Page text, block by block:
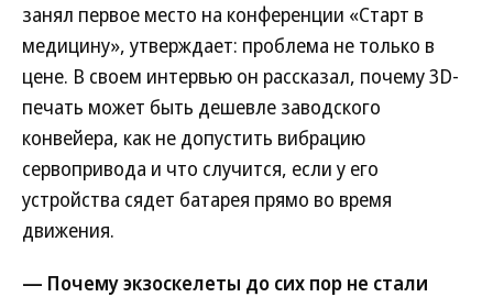
занял первое место на конференции «Старт в
медицину», утверждает: проблема не только в
цене. В своем интервью он рассказал, почему 3D-
печать может быть дешевле заводского
конвейера, как не допустить вибрацию
сервопривода и что случится, если у его
устройства сядет батарея прямо во время
движения.
— Почему экзоскелеты до сих пор не стали